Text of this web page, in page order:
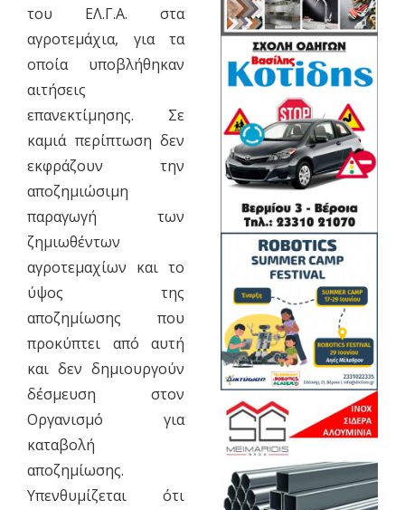
του ΕΛ.Γ.Α. στα
αγροτεµάχια, για τα
οποία υποβλήθηκαν
αιτήσεις
επανεκτίμησης. Σε
καµιά περίπτωση δεν
εκφράζουν την
αποζηµιώσιµη
παραγωγή των
ζηµιωθέντων
αγροτεµαχίων και το
ύψος της
αποζηµίωσης που
προκύπτει από αυτή
και δεν δηµιουργούν
δέσµευση στον
Οργανισµό για
καταβολή
αποζηµίωσης.
Υπενθυµίζεται ότι